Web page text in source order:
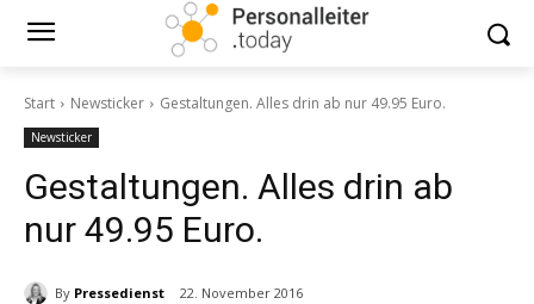
Start Newsticker Gestaltungen. Alles drin ab nur 49.95 Euro.
Newsticker
Gestaltungen. Alles drin ab
nur 49.95 Euro.
By Pressedienst 22. November 2016